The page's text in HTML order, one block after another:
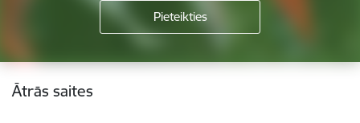
Kājene
Ātrās saites